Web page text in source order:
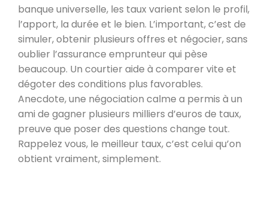
banque universelle, les taux varient selon le profil,
l’apport, la durée et le bien. L’important, c’est de
simuler, obtenir plusieurs offres et négocier, sans
oublier l’assurance emprunteur qui pèse
beaucoup. Un courtier aide à comparer vite et
dégoter des conditions plus favorables.
Anecdote, une négociation calme a permis à un
ami de gagner plusieurs milliers d’euros de taux,
preuve que poser des questions change tout.
Rappelez vous, le meilleur taux, c’est celui qu’on
obtient vraiment, simplement.